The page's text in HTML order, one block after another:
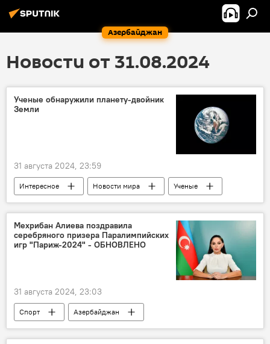
Азербайджан
Новости от 31.08.2024
Ученые обнаружили планету-двойник
Земли
31 августа 2024, 23:59
Интересное Новости мира
Ученые
Космос
Планета
Земля
двойник
внеземная жизнь
Вселенная
Астрономы Телескоп
Мехрибан Алиева поздравила
серебряного призера Паралимпийских
игр "Париж-2024" - ОБНОВЛЕНО
31 августа 2024, 23:03
Спорт
Азербайджан
национальная сборная